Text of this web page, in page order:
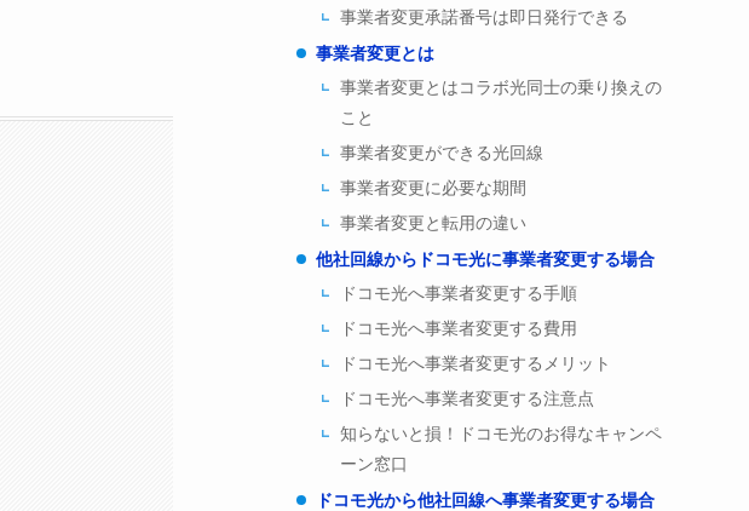
事業者変更承諾番号は即日発行できる
事業者変更とは
事業者変更とはコラボ光同士の乗り換えの
こと
事業者変更ができる光回線
事業者変更に必要な期間
事業者変更と転用の違い
他社回線からドコモ光に事業者変更する場合
ドコモ光へ事業者変更する手順
ドコモ光へ事業者変更する費用
ドコモ光へ事業者変更するメリット
ドコモ光へ事業者変更する注意点
知らないと損！ドコモ光のお得なキャンペ
ーン窓口
ドコモ光から他社回線へ事業者変更する場合